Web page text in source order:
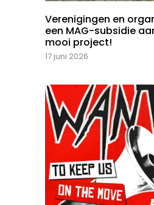
Verenigingen en
een MAG-subsidie
mooi project!
17 juni 2026